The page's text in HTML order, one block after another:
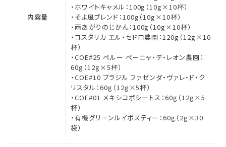
内容量
・ホワイトキャメル：100g（10g×10杯）
・そよ風ブレンド：100g（10g×10杯）
・雨あがりのじかん：100g（10g×10杯）
・コスタリカ エル・セドロ農園：120g（12g×10
杯）
・COE#25 ペルー ペーニャ・デ・レオン農園：
60g（12g×5杯）
・COE#10 ブラジル ファゼンダ・ヴァレ・ド・ク
リスタル：60g（12g×5杯）
・COE#01 メキシコポシートス：60g（12g×5
杯）
・有機グリーンルイボスティー：60g（2g×30
袋）